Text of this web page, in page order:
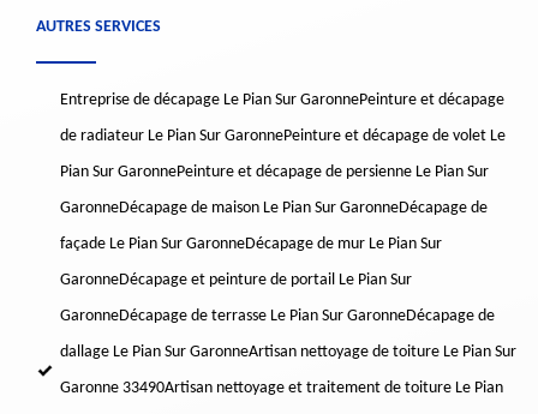
AUTRES SERVICES
Entreprise de décapage Le Pian Sur GaronnePeinture et décapage
de radiateur Le Pian Sur GaronnePeinture et décapage de volet Le
Pian Sur GaronnePeinture et décapage de persienne Le Pian Sur
GaronneDécapage de maison Le Pian Sur GaronneDécapage de
façade Le Pian Sur GaronneDécapage de mur Le Pian Sur
GaronneDécapage et peinture de portail Le Pian Sur
GaronneDécapage de terrasse Le Pian Sur GaronneDécapage de
dallage Le Pian Sur GaronneArtisan nettoyage de toiture Le Pian Sur
Garonne 33490Artisan nettoyage et traitement de toiture Le Pian